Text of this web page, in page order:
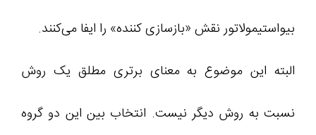
بیواستیمولاتور نقش «بازسازی کننده» را ایفا می‌کنند.
البته این موضوع به معنای برتری مطلق یک روش
نسبت به روش دیگر نیست. انتخاب بین این دو گروه